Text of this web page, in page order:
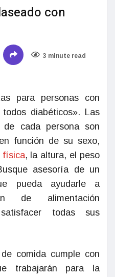
con
3 minute read
para personas con
diabéticos». Las
de cada persona son
función de su sexo,
física, la altura, el peso
asesoría de un
pueda ayudarle a
de alimentación
todas sus
comida cumple con
trabajarán para la